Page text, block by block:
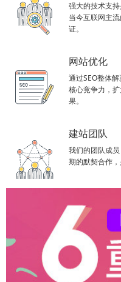
强大的技术支
当今互联网主
证。
网站优化
通过SEO整体
核心竞争力，
果。
建站团队
我们的团队成
期的默契合作，